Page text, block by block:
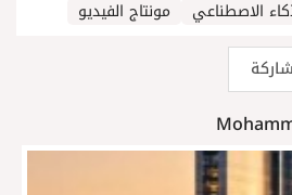
الاصطناعي
مونتاج الفيديو